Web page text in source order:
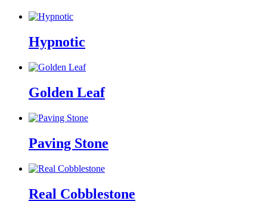
Hypnotic
Golden Leaf
Paving Stone
Real Cobblestone